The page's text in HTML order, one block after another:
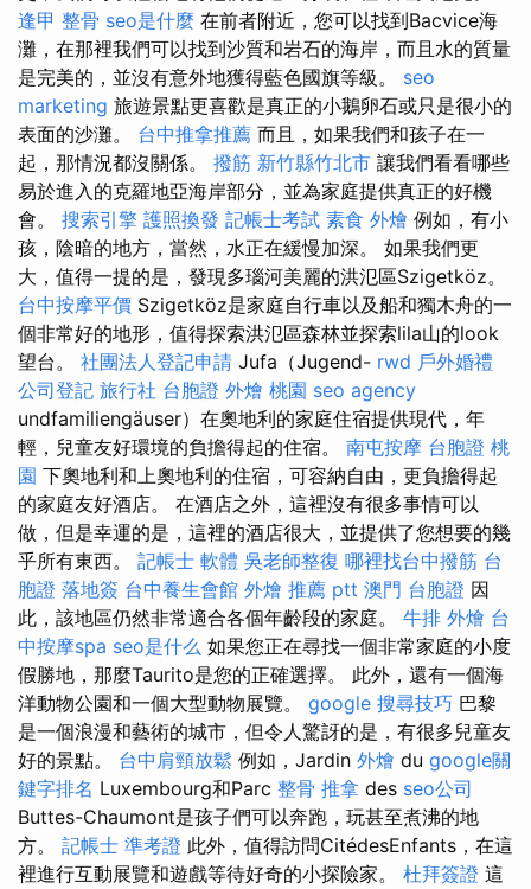
逢甲 整骨 seo是什麼 在前者附近，您可以找到Bacvice海
灘，在那裡我們可以找到沙質和岩石的海岸，而且水的質量
是完美的，並沒有意外地獲得藍色國旗等級。 seo
marketing 旅遊景點更喜歡是真正的小鵝卵石或只是很小的
表面的沙灘。 台中推拿推薦 而且，如果我們和孩子在一
起，那情況都沒關係。 撥筋 新竹縣竹北市 讓我們看看哪些
易於進入的克羅地亞海岸部分，並為家庭提供真正的好機
會。 搜索引擎 護照換發 記帳士考試 素食 外燴 例如，有小
孩，陰暗的地方，當然，水正在緩慢加深。 如果我們更
大，值得一提的是，發現多瑙河美麗的洪氾區Szigetköz。
台中按摩平價 Szigetköz是家庭自行車以及船和獨木舟的一
個非常好的地形，值得探索洪氾區森林並探索lila山的look
望台。 社團法人登記申請 Jufa（Jugend- rwd 戶外婚禮
公司登記 旅行社 台胞證 外燴 桃園 seo agency
undfamiliengäuser）在奧地利的家庭住宿提供現代，年
輕，兒童友好環境的負擔得起的住宿。 南屯按摩 台胞證 桃
園 下奧地利和上奧地利的住宿，可容納自由，更負擔得起
的家庭友好酒店。 在酒店之外，這裡沒有很多事情可以
做，但是幸運的是，這裡的酒店很大，並提供了您想要的幾
乎所有東西。 記帳士 軟體 吳老師整復 哪裡找台中撥筋 台
胞證 落地簽 台中養生會館 外燴 推薦 ptt 澳門 台胞證 因
此，該地區仍然非常適合各個年齡段的家庭。 牛排 外燴 台
中按摩spa seo是什么 如果您正在尋找一個非常家庭的小度
假勝地，那麼Taurito是您的正確選擇。 此外，還有一個海
洋動物公園和一個大型動物展覽。 google 搜尋技巧 巴黎
是一個浪漫和藝術的城市，但令人驚訝的是，有很多兒童友
好的景點。 台中肩頸放鬆 例如，Jardin 外燴 du google關
鍵字排名 Luxembourg和Parc 整骨 推拿 des seo公司
Buttes-Chaumont是孩子們可以奔跑，玩甚至煮沸的地
方。 記帳士 準考證 此外，值得訪問CitédesEnfants，在這
裡進行互動展覽和遊戲等待好奇的小探險家。 杜拜簽證 這